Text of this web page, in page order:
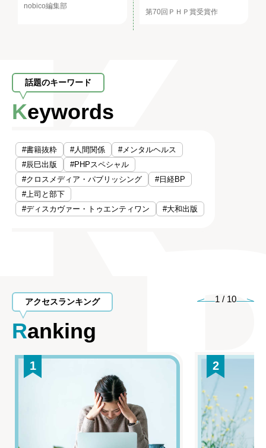
nobico編集部
第70回ＰＨＰ賞受賞作
話題のキーワード
Keywords
#書籍抜粋 #人間関係
#メンタルヘルス
#辰巳出版
#PHPスペシャル
#クロスメディア・パブリッシング
#日経BP
#上司と部下
#ディスカヴァー・トゥエンティワン
#大和出版
アクセスランキング
Ranking
1 / 10
1 2